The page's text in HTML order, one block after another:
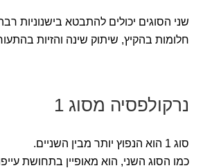
שני הסוגים יכולים להתבטא בישנוניות
חלומות בהקיץ, שיתוק שינה והזיות
נרקולפסיה מסוג 1
סוג 1 הוא הנפוץ יותר מבין השניים.
כמו הסוג השני, הוא מאופיין בתחושת